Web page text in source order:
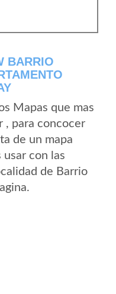
BARRIO
Mapas que mas
, para concocer
de un mapa
con las
de Barrio